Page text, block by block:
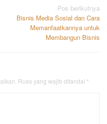
Pos berikutnya
Bisnis Media Sosial dan Cara
Memanfaatkannya untuk
Membangun Bisnis
Ruas yang wajib ditandai *